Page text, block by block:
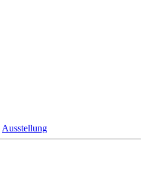
Ausstellung